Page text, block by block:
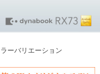
ーバリエーション